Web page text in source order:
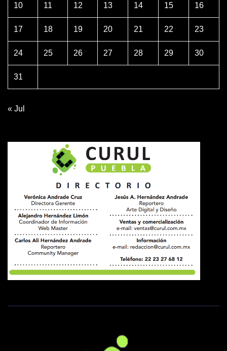
10 11 12 13 14 15 16
17 18 19 20 21 22 23
24 25 26 27 28 29 30
31
« Jul